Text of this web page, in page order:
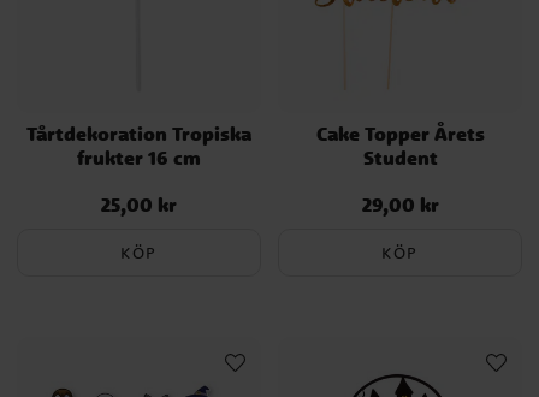
Tårtdekoration Tropiska
frukter 16 cm
Pris:25,00 kr
25,00 kr
KÖP
Cake Topper Årets
Student
Pris:29,00 kr
29,00 kr
KÖP